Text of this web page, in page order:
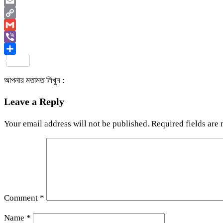
Email
Copy
Link
Gmail
Viber
আপনার মতামত লিখুন :
Leave a Reply
Your email address will not be published. Required fields are
Comment *
Name *